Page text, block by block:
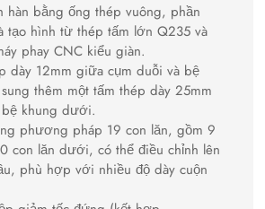
hàn bằng ống thép vuông, phần
tạo hình từ thép tấm lớn Q235 và
phay CNC kiểu giàn.
dày 12mm giữa cụm duỗi và bệ
thêm một tấm thép dày 25mm
khung dưới.
phương pháp 19 con lăn, gồm 9
con lăn dưới, có thể điều chỉnh lên
phù hợp với nhiều độ dày cuộn